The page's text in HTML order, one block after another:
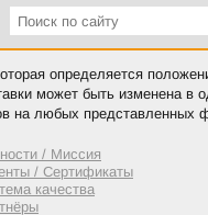
определяется
может быть изменена
любых представленных
/ Миссия
/ Сертификаты
качества